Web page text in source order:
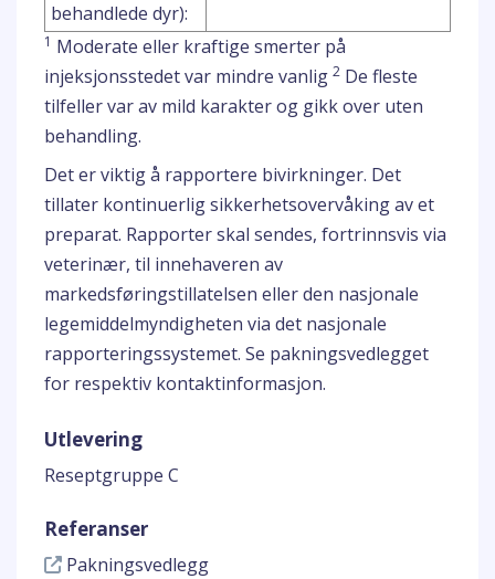
behandlede dyr):
1 Moderate eller kraftige smerter på
injeksjonsstedet var mindre vanlig 2 De fleste
tilfeller var av mild karakter og gikk over uten
behandling.
Det er viktig å rapportere bivirkninger. Det
tillater kontinuerlig sikkerhetsovervåking av et
preparat. Rapporter skal sendes, fortrinnsvis via
veterinær, til innehaveren av
markedsføringstillatelsen eller den nasjonale
legemiddelmyndigheten via det nasjonale
rapporteringssystemet. Se pakningsvedlegget
for respektiv kontaktinformasjon.
Utlevering
Reseptgruppe C
Referanser
Pakningsvedlegg